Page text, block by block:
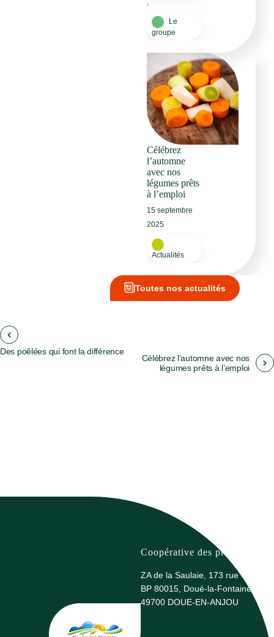
Le
groupe
Célébrez
l’automne
avec nos
légumes prêts
à l’emploi
15 septembre
2025
Actualités
Toutes nos actualités
Des poêlées qui font la différence
Célébrez l’automne avec nos
légumes prêts à l’emploi
Coopérative des producteurs
ZA de la Saulaie, 173 rue G. Eiffel
BP 80015, Doué-la-Fontaine
49700 DOUE-EN-ANJOU